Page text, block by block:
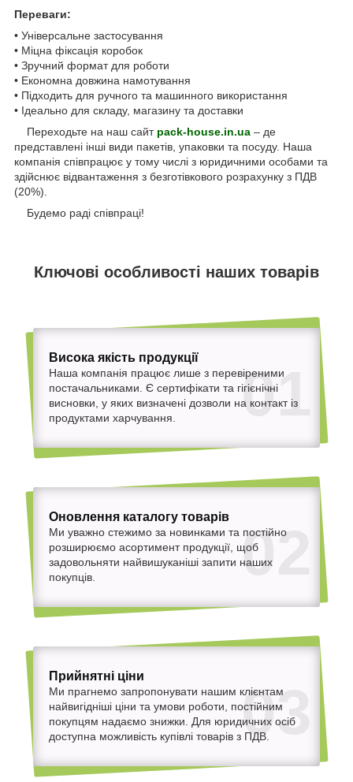
Переваги:
• Універсальне застосування
• Міцна фіксація коробок
• Зручний формат для роботи
• Економна довжина намотування
• Підходить для ручного та машинного використання
• Ідеально для складу, магазину та доставки
Переходьте на наш сайт pack-house.in.ua – де
представлені інші види пакетів, упаковки та посуду. Наша
компанія співпрацює у тому числі з юридичними особами та
здійснює відвантаження з безготівкового розрахунку з ПДВ
(20%).
Будемо раді співпраці!
Ключові особливості наших товарів
01
Висока якість продукції
Наша компанія працює лише з перевіреними
постачальниками. Є сертифікати та гігієнічні
висновки, у яких визначені дозволи на контакт із
продуктами харчування.
02
Оновлення каталогу товарів
Ми уважно стежимо за новинками та постійно
розширюємо асортимент продукції, щоб
задовольняти найвишуканіші запити наших
покупців.
03
Прийнятні ціни
Ми прагнемо запропонувати нашим клієнтам
найвигідніші ціни та умови роботи, постійним
покупцям надаємо знижки. Для юридичних осіб
доступна можливість купівлі товарів з ПДВ.